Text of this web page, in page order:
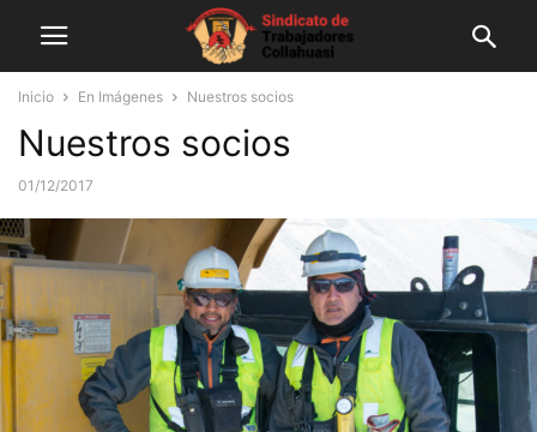
Inicio En Imágenes Nuestros socios
Nuestros socios
01/12/2017